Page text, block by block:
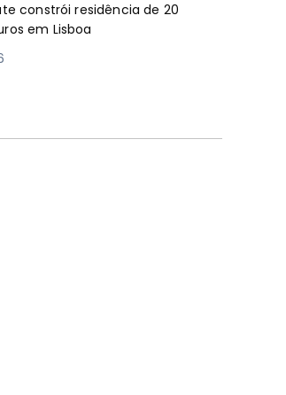
constrói residência de 20
em Lisboa